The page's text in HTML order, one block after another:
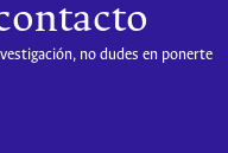
no dudes en ponerte